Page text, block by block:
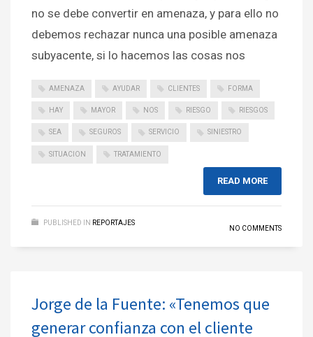
no se debe convertir en amenaza, y para ello no
debemos rechazar nunca una posible amenaza
subyacente, si lo hacemos las cosas nos
AMENAZA AYUDAR CLIENTES FORMA
HAY MAYOR NOS RIESGO RIESGOS
SEA SEGUROS SERVICIO SINIESTRO
SITUACION TRATAMIENTO
READ MORE
PUBLISHED IN REPORTAJES
NO COMMENTS
Jorge de la Fuente: «Tenemos que
generar confianza con el cliente